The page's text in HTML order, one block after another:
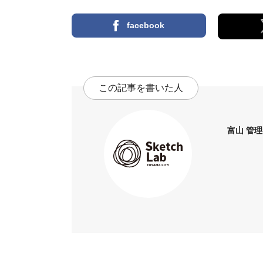
facebook
この記事を書いた人
富山 管